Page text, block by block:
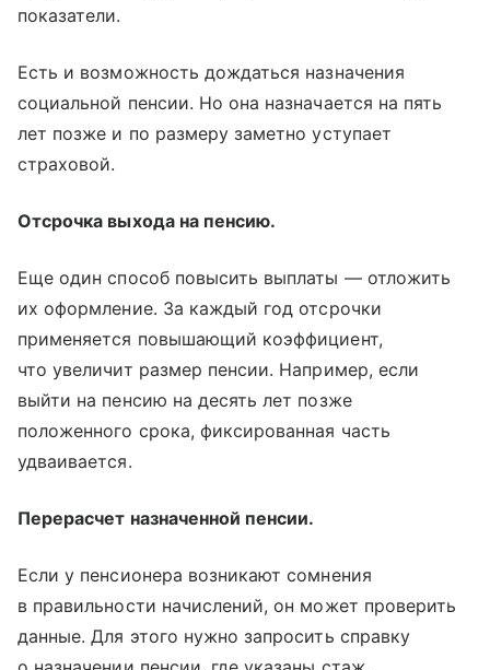
показатели.
Есть и возможность дождаться назначения
социальной пенсии. Но она назначается на пять
лет позже и по размеру заметно уступает
страховой.
Отсрочка выхода на пенсию.
Еще один способ повысить выплаты — отложить
их оформление. За каждый год отсрочки
применяется повышающий коэффициент,
что увеличит размер пенсии. Например, если
выйти на пенсию на десять лет позже
положенного срока, фиксированная часть
удваивается.
Перерасчет назначенной пенсии.
Если у пенсионера возникают сомнения
в правильности начислений, он может проверить
данные. Для этого нужно запросить справку